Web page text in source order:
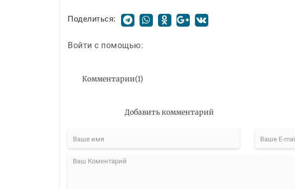
Поделиться:
Войти с помощью:
Комментарии(1)
Добавить комментарий